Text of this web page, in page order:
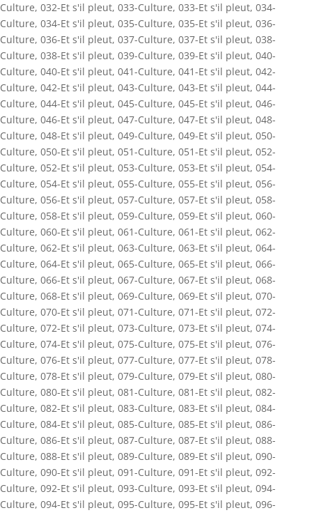
Culture, 032-Et s'il pleut, 033-Culture, 033-Et s'il pleut, 034-
Culture, 034-Et s'il pleut, 035-Culture, 035-Et s'il pleut, 036-
Culture, 036-Et s'il pleut, 037-Culture, 037-Et s'il pleut, 038-
Culture, 038-Et s'il pleut, 039-Culture, 039-Et s'il pleut, 040-
Culture, 040-Et s'il pleut, 041-Culture, 041-Et s'il pleut, 042-
Culture, 042-Et s'il pleut, 043-Culture, 043-Et s'il pleut, 044-
Culture, 044-Et s'il pleut, 045-Culture, 045-Et s'il pleut, 046-
Culture, 046-Et s'il pleut, 047-Culture, 047-Et s'il pleut, 048-
Culture, 048-Et s'il pleut, 049-Culture, 049-Et s'il pleut, 050-
Culture, 050-Et s'il pleut, 051-Culture, 051-Et s'il pleut, 052-
Culture, 052-Et s'il pleut, 053-Culture, 053-Et s'il pleut, 054-
Culture, 054-Et s'il pleut, 055-Culture, 055-Et s'il pleut, 056-
Culture, 056-Et s'il pleut, 057-Culture, 057-Et s'il pleut, 058-
Culture, 058-Et s'il pleut, 059-Culture, 059-Et s'il pleut, 060-
Culture, 060-Et s'il pleut, 061-Culture, 061-Et s'il pleut, 062-
Culture, 062-Et s'il pleut, 063-Culture, 063-Et s'il pleut, 064-
Culture, 064-Et s'il pleut, 065-Culture, 065-Et s'il pleut, 066-
Culture, 066-Et s'il pleut, 067-Culture, 067-Et s'il pleut, 068-
Culture, 068-Et s'il pleut, 069-Culture, 069-Et s'il pleut, 070-
Culture, 070-Et s'il pleut, 071-Culture, 071-Et s'il pleut, 072-
Culture, 072-Et s'il pleut, 073-Culture, 073-Et s'il pleut, 074-
Culture, 074-Et s'il pleut, 075-Culture, 075-Et s'il pleut, 076-
Culture, 076-Et s'il pleut, 077-Culture, 077-Et s'il pleut, 078-
Culture, 078-Et s'il pleut, 079-Culture, 079-Et s'il pleut, 080-
Culture, 080-Et s'il pleut, 081-Culture, 081-Et s'il pleut, 082-
Culture, 082-Et s'il pleut, 083-Culture, 083-Et s'il pleut, 084-
Culture, 084-Et s'il pleut, 085-Culture, 085-Et s'il pleut, 086-
Culture, 086-Et s'il pleut, 087-Culture, 087-Et s'il pleut, 088-
Culture, 088-Et s'il pleut, 089-Culture, 089-Et s'il pleut, 090-
Culture, 090-Et s'il pleut, 091-Culture, 091-Et s'il pleut, 092-
Culture, 092-Et s'il pleut, 093-Culture, 093-Et s'il pleut, 094-
Culture, 094-Et s'il pleut, 095-Culture, 095-Et s'il pleut, 096-